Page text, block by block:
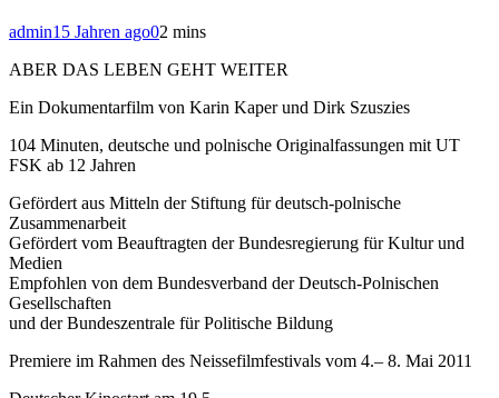
admin15 Jahren ago02 mins
ABER DAS LEBEN GEHT WEITER
Ein Dokumentarfilm von Karin Kaper und Dirk Szuszies
104 Minuten, deutsche und polnische Originalfassungen mit UT
FSK ab 12 Jahren
Gefördert aus Mitteln der Stiftung für deutsch-polnische
Zusammenarbeit
Gefördert vom Beauftragten der Bundesregierung für Kultur und
Medien
Empfohlen von dem Bundesverband der Deutsch-Polnischen
Gesellschaften
und der Bundeszentrale für Politische Bildung
Premiere im Rahmen des Neissefilmfestivals vom 4.– 8. Mai 2011